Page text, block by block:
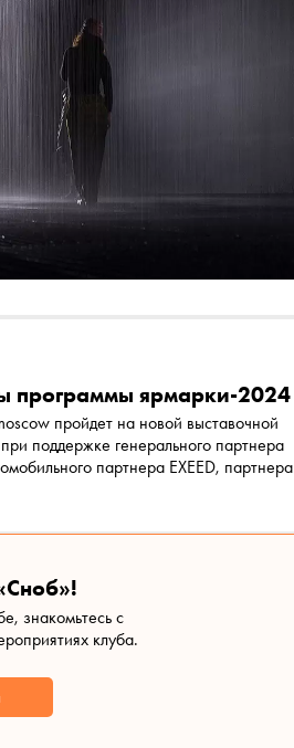
программы ярмарки-2024
пройдет на новой выставочной
поддержке генерального партнера
партнера EXEED, партнера
Moscow, партнера Cosmoscow Дети
знакомьтесь с
клуба.